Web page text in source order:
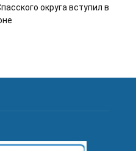
округа вступил в